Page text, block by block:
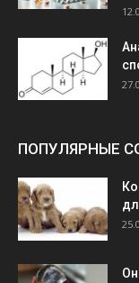
ПОПУЛЯРНЫЕ